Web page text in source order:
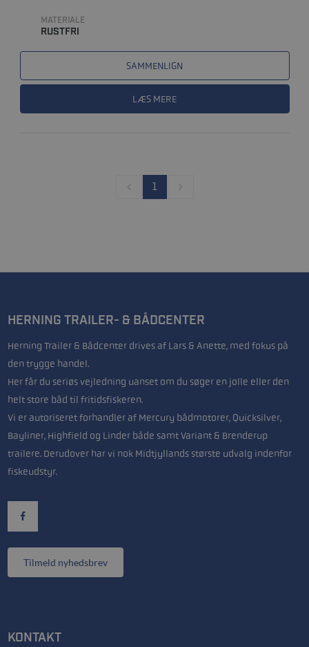
MATERIALE
RUSTFRI
SAMMENLIGN
LÆS MERE
1
HERNING TRAILER- & BÅDCENTER
Herning Trailer & Bådcenter drives af Lars & Anette, med fokus på
den trygge handel.
Her får du seriøs vejledning uanset om du søger en jolle eller den
helt store båd til fritidsfiskeren.
Vi er autoriseret forhandler af Mercury bådmotorer, Quicksilver,
Bayliner, Highfield og Linder både samt Variant & Brenderup
trailere. Derudover har vi nok Midtjyllands største udvalg indenfor
fiskeudstyr.
Tilmeld nyhedsbrev
KONTAKT